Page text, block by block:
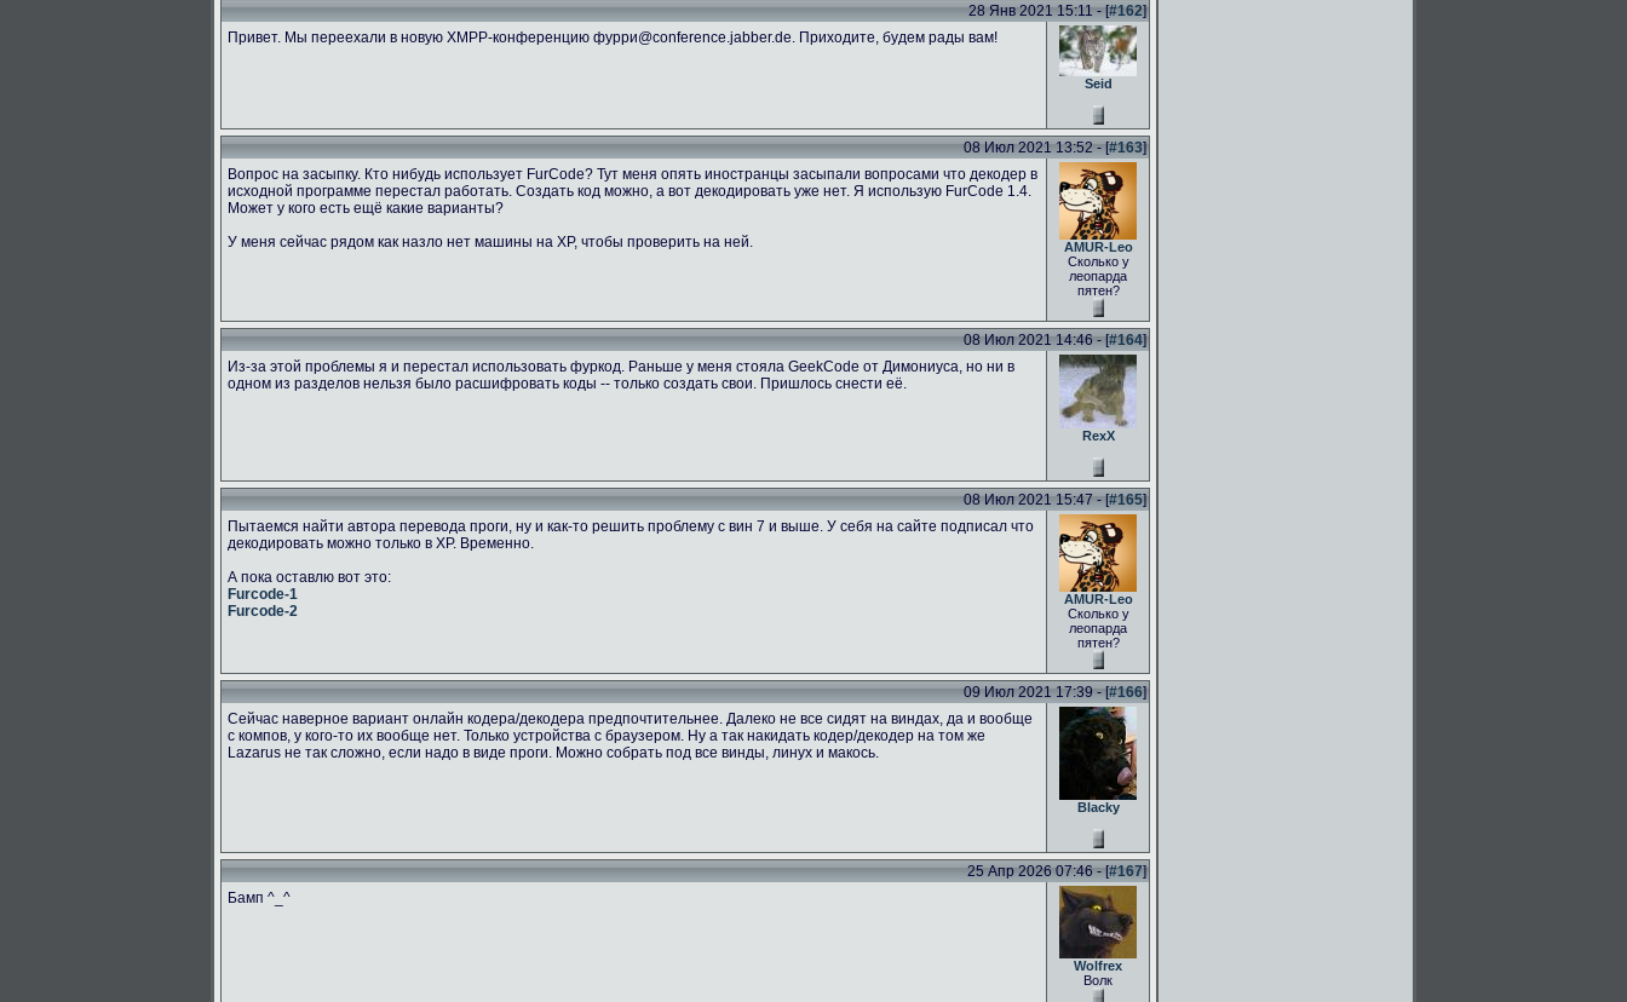
28 Янв 2021 15:11 - [#162]
Привет. Мы переехали в новую XMPP-конференцию фурри@conference.jabber.de. Приходите, будем рады вам!
Seid
08 Июл 2021 13:52 - [#163]
Вопрос на засыпку. Кто нибудь использует FurCode? Тут меня опять иностранцы засыпали вопросами что декодер в
исходной программе перестал работать. Создать код можно, а вот декодировать уже нет. Я использую FurCode 1.4.
Может у кого есть ещё какие варианты?
У меня сейчас рядом как назло нет машины на ХР, чтобы проверить на ней.
AMUR-Leo
Сколько у
леопарда
пятен?
08 Июл 2021 14:46 - [#164]
Из-за этой проблемы я и перестал использовать фуркод. Раньше у меня стояла GeekCode от Димониуса, но ни в
одном из разделов нельзя было расшифровать коды -- только создать свои. Пришлось снести её.
RexX
08 Июл 2021 15:47 - [#165]
Пытаемся найти автора перевода проги, ну и как-то решить проблему с вин 7 и выше. У себя на сайте подписал что
декодировать можно только в ХР. Временно.
А пока оставлю вот это:
Furcode-1
Furcode-2
AMUR-Leo
Сколько у
леопарда
пятен?
09 Июл 2021 17:39 - [#166]
Сейчас наверное вариант онлайн кодера/декодера предпочтительнее. Далеко не все сидят на виндах, да и вообще
с компов, у кого-то их вообще нет. Только устройства с браузером. Ну а так накидать кодер/декодер на том же
Lazarus не так сложно, если надо в виде проги. Можно собрать под все винды, линух и макось.
Blacky
25 Апр 2026 07:46 - [#167]
Бамп ^_^
Wolfrex
Волк